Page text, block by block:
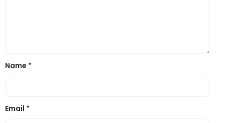
Name *
Email *